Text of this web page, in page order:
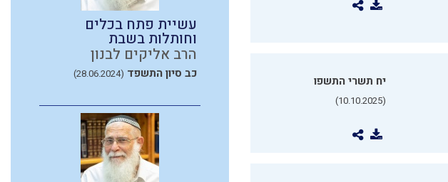
יח תשרי התשפו
(10.10.2025)
עשיית פתח בכלים
וחותלות בשבת
הרב אליקים לבנון
כב סיון התשפד (28.06.2024)